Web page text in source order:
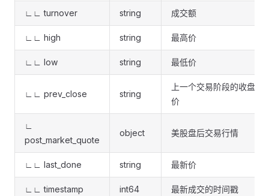
∟∟ turnover string 成交额
∟∟ high string 最高价
∟∟ low string 最低价
∟∟ prev_close string
上一个交易阶段的收盘
价
∟
post_market_quote
object 美股盘后交易行情
∟∟ last_done string 最新价
∟∟ timestamp int64 最新成交的时间戳